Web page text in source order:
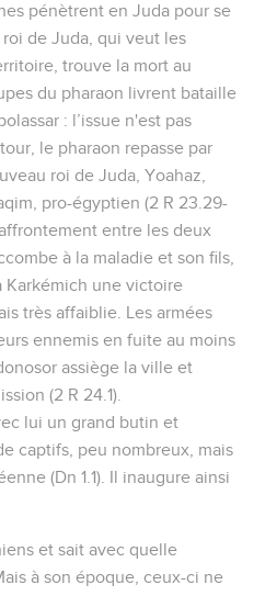
pénètrent en Juda pour se
roi de Juda, qui veut les
trouve la mort au
du pharaon livrent bataille
: l’issue n'est pas
le pharaon repasse par
roi de Juda, Yoahaz,
pro-égyptien (2 R 23.29-
entre les deux
à la maladie et son fils,
Karkémich une victoire
très affaiblie. Les armées
ennemis en fuite au moins
assiège la ville et
(2 R 24.1).
lui un grand butin et
captifs, peu nombreux, mais
(Dn 1.1). Il inaugure ainsi
et sait avec quelle
à son époque, ceux-ci ne